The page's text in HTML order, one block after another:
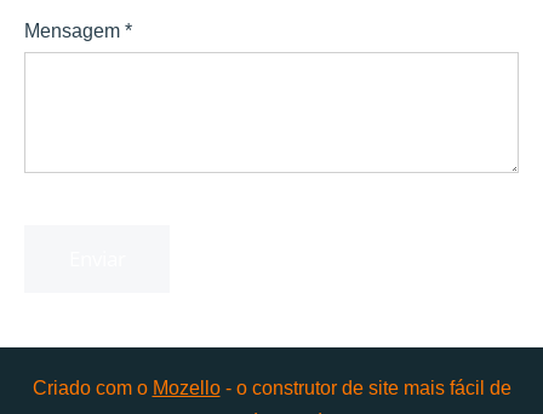
Mensagem *
Criado com o Mozello- o construtor de site mais fácil de